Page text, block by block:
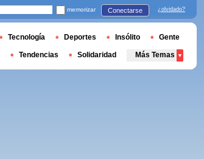
memorizar Conectarse ¿olvidado?
Tecnología Deportes Insólito Gente
Tendencias Solidaridad Más Temas